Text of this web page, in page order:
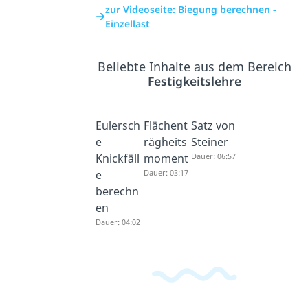
zur Videoseite: Biegung berechnen -
Einzellast
Beliebte Inhalte aus dem Bereich
Festigkeitslehre
Eulersch
e
Knickfäll
e
berechn
en
Dauer: 04:02
Flächent
rägheits
moment
Dauer: 03:17
Satz von
Steiner
Dauer: 06:57